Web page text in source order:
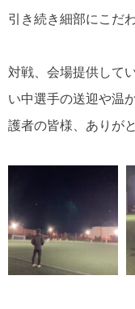
引き続き細部にこだ
対戦、会場提供して
い中選手の送迎や温
護者の皆様、ありが